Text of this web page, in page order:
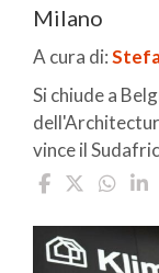
Milano
A cura di:
Si chiude a
vince il